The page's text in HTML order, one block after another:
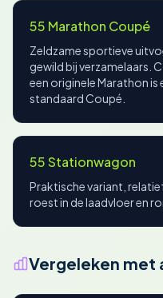
55 Marathon Coupé
Zeldzame sportieve
gewild bij verzamelaars.
een originele Marathon
standaard Coupé.
55 Stationwagon
Praktische variant,
roest in de laadvloer en
Vergeleken met